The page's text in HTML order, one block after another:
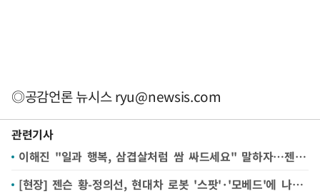
◎공감언론 뉴시스ryu@newsis.com
관련기사
이해진 "일과 행복, 삼겹살처럼 쌈 싸드세요" 말하자…젠슨 황 "GPU 많아야 행복"
[현장] 젠슨 황-정의선, 현대차 로봇 '스팟'·'모베드'에 나란히 사인 남겨 "젠슨♡현대"